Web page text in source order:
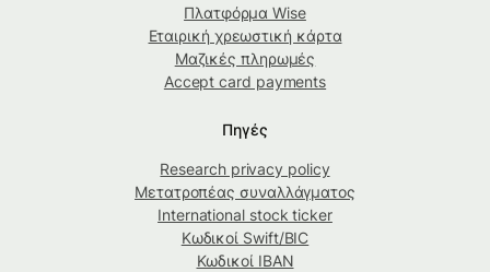
Πλατφόρμα Wise
Εταιρική χρεωστική κάρτα
Μαζικές πληρωμές
Accept card payments
Πηγές
Research privacy policy
Μετατροπέας συναλλάγματος
International stock ticker
Κωδικοί Swift/BIC
Κωδικοί IBAN